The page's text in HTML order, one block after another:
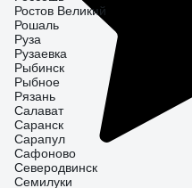
Ростов Великий
Рошаль
Руза
Рузаевка
Рыбинск
Рыбное
Рязань
Салават
Саранск
Сарапул
Сафоново
Северодвинск
Семилуки